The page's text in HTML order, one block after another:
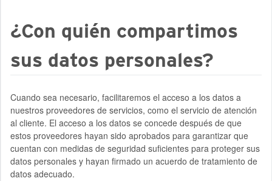
¿Con quién compartimos
sus datos personales?
Cuando sea necesario, facilitaremos el acceso a los datos a
nuestros proveedores de servicios, como el servicio de atención
al cliente. El acceso a los datos se concede después de que
estos proveedores hayan sido aprobados para garantizar que
cuentan con medidas de seguridad suficientes para proteger sus
datos personales y hayan firmado un acuerdo de tratamiento de
datos adecuado.